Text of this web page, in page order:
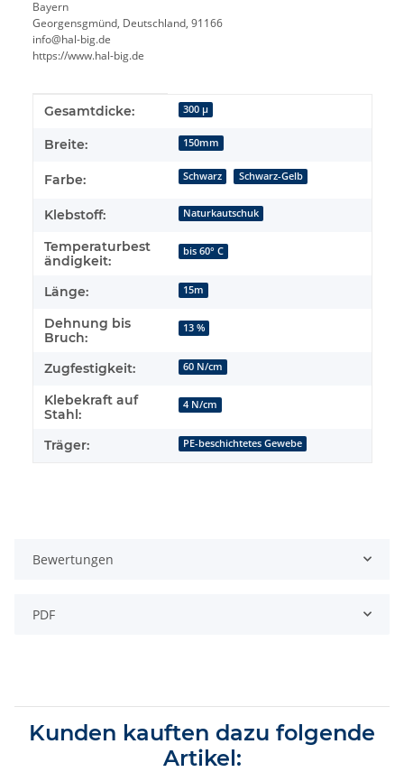
Bayern
Georgensgmünd, Deutschland, 91166
info@hal-big.de
https://www.hal-big.de
Produkteigenschaft
Wert
Gesamtdicke: 300 µ
Breite: 150mm
Farbe: Schwarz Schwarz-Gelb
Klebstoff: Naturkautschuk
Temperaturbest
ändigkeit:
bis 60° C
Länge: 15m
Dehnung bis
Bruch:
13 %
Zugfestigkeit: 60 N/cm
Klebekraft auf
Stahl:
4 N/cm
Träger: PE-beschichtetes Gewebe
Bewertungen
PDF
Kunden kauften dazu folgende
Artikel: